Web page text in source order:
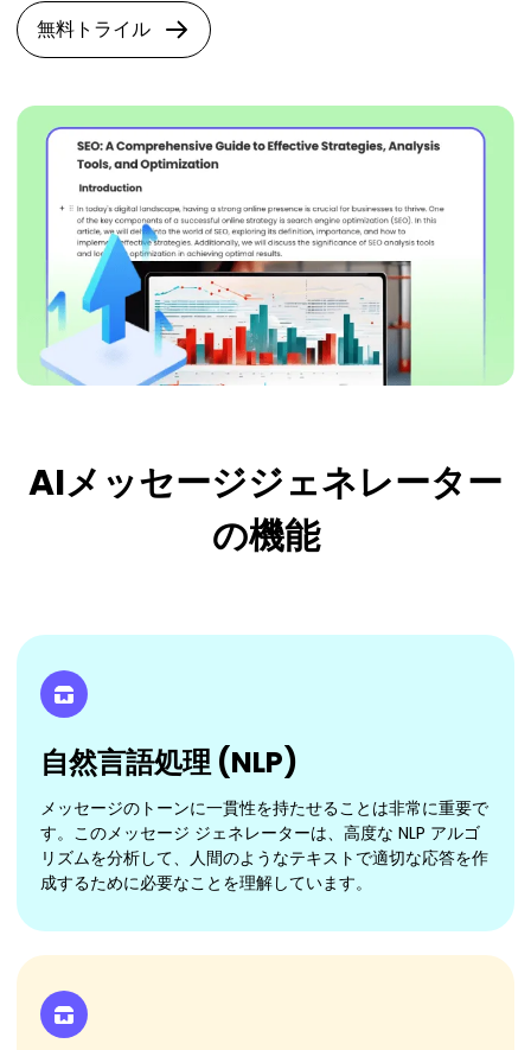
無料トライル
AIメッセージジェネレーター
の機能
自然言語処理 (NLP)
メッセージのトーンに一貫性を持たせることは非常に重要で
す。このメッセージ ジェネレーターは、高度な NLP アルゴ
リズムを分析して、人間のようなテキストで適切な応答を作
成するために必要なことを理解しています。